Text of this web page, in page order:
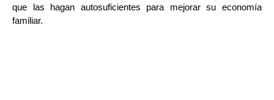
que las hagan autosuficientes para mejorar su economía
familiar.